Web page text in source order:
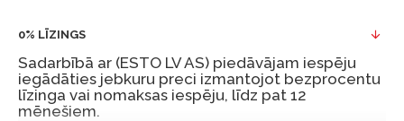
0% LĪZINGS
Sadarbībā ar (ESTO LV AS) piedāvājam iespēju
iegādāties jebkuru preci izmantojot bezprocentu
līzinga vai nomaksas iespēju, līdz pat 12
mēnešiem.